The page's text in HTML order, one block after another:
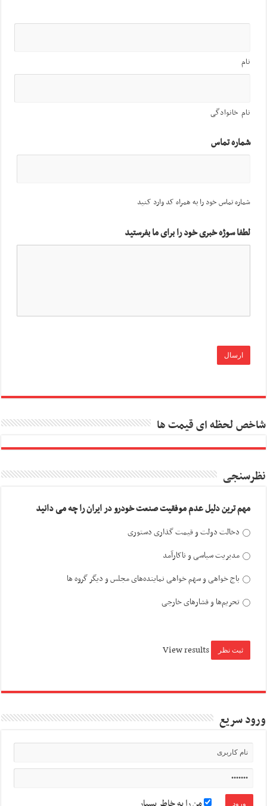
نام
نام خانوادگی
شماره تماس
شماره تماس خود را به همراه کد وارد کنید
لطفا سوژه خبری خود را برای ما بفرستید
شاخص لحظه ای قیمت ها
نظرسنجی
مهم ترین دلیل عدم موفقیت صنعت خودرو در ایران را چه می دانید
دخالت دولت و قیمت گذاری دستوری
مدیریت سیاسی و ناکارآمد
باج خواهی و سهم خواهی نماینده‌های مجلس و دیگر گروه ها
تحریم‌ها و فشارهای خارجی
View results
ورود سریع